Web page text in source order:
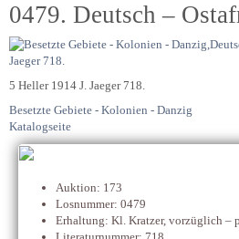
0479. Deutsch –
5 Heller 1914 J. Jaeger 718.
Besetzte Gebiete - Kolonien - Danzig
Katalogseite
Auktion: 173
Losnummer: 0479
Erhaltung: Kl. Kratzer, vorzüglich –